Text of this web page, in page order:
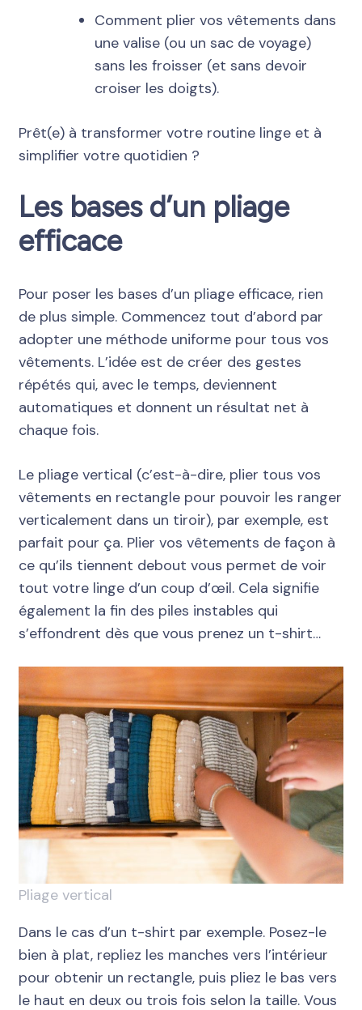
Comment plier vos vêtements dans
une valise (ou un sac de voyage)
sans les froisser (et sans devoir
croiser les doigts).
Prêt(e) à transformer votre routine linge et à
simplifier votre quotidien ?
Les bases d’un pliage
efficace
Pour poser les bases d’un pliage efficace, rien
de plus simple. Commencez tout d’abord par
adopter une méthode uniforme pour tous vos
vêtements. L’idée est de créer des gestes
répétés qui, avec le temps, deviennent
automatiques et donnent un résultat net à
chaque fois.
Le pliage vertical (c’est-à-dire, plier tous vos
vêtements en rectangle pour pouvoir les ranger
verticalement dans un tiroir), par exemple, est
parfait pour ça. Plier vos vêtements de façon à
ce qu’ils tiennent debout vous permet de voir
tout votre linge d’un coup d’œil. Cela signifie
également la fin des piles instables qui
s’effondrent dès que vous prenez un t-shirt…
Pliage vertical
Dans le cas d’un t-shirt par exemple. Posez-le
bien à plat, repliez les manches vers l’intérieur
pour obtenir un rectangle, puis pliez le bas vers
le haut en deux ou trois fois selon la taille. Vous